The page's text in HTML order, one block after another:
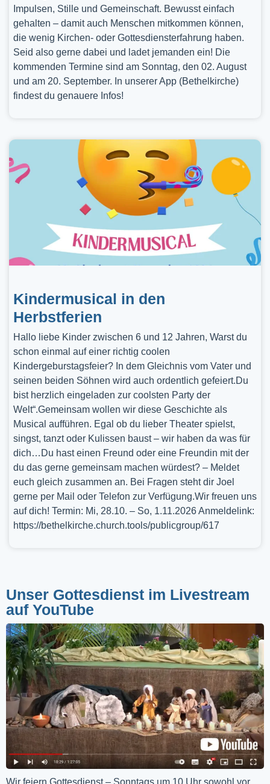
Impulsen, Stille und Gemeinschaft. Bewusst einfach
gehalten – damit auch Menschen mitkommen können,
die wenig Kirchen- oder Gottesdiensterfahrung haben.
Seid also gerne dabei und ladet jemanden ein! Die
kommenden Termine sind am Sonntag, den 02. August
und am 20. September. In unserer App (Bethelkirche)
findest du genauere Infos!
Kindermusical in den
Herbstferien
Hallo liebe Kinder zwischen 6 und 12 Jahren, Warst du
schon einmal auf einer richtig coolen
Kindergeburstagsfeier? In dem Gleichnis vom Vater und
seinen beiden Söhnen wird auch ordentlich gefeiert.Du
bist herzlich eingeladen zur coolsten Party der
Welt“.Gemeinsam wollen wir diese Geschichte als
Musical aufführen. Egal ob du lieber Theater spielst,
singst, tanzt oder Kulissen baust – wir haben da was für
dich…Du hast einen Freund oder eine Freundin mit der
du das gerne gemeinsam machen würdest? – Meldet
euch gleich zusammen an. Bei Fragen steht dir Joel
gerne per Mail oder Telefon zur Verfügung.Wir freuen uns
auf dich! Termin: Mi, 28.10. – So, 1.11.2026 Anmeldelink:
https://bethelkirche.church.tools/publicgroup/617
Unser Gottesdienst im Livestream
auf YouTube
Wir feiern Gottesdienst – Sonntags um 10 Uhr sowohl vor